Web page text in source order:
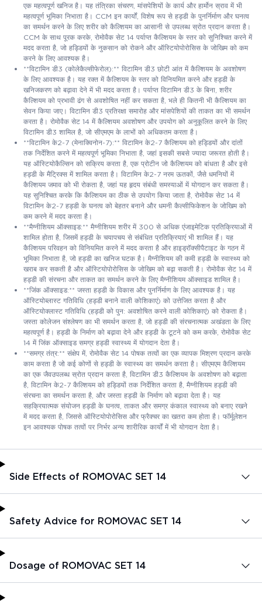
एक महत्वपूर्ण खनिज है। यह तंत्रिका संचरण, मांसपेशियों के कार्य और हार्मोन स्राव में भी
महत्वपूर्ण भूमिका निभाता है। CCM इन कार्यों, विशेष रूप से हड्डी के पुनर्निर्माण और घनत्व
का समर्थन करने के लिए शरीर को कैल्शियम का आसानी से उपलब्ध स्रोत प्रदान करता है।
CCM के साथ पूरक करके, रोमोवैक सेट 14 पर्याप्त कैल्शियम के स्तर को सुनिश्चित करने में
मदद करता है, जो हड्डियों के नुकसान को रोकने और ऑस्टियोपोरोसिस के जोखिम को कम
करने के लिए आवश्यक है।
**विटामिन डी3 (कोलेकैल्सीफेरोल):** विटामिन डी3 छोटी आंत में कैल्शियम के अवशोषण
के लिए आवश्यक है। यह रक्त में कैल्शियम के स्तर को विनियमित करने और हड्डी के
खनिजकरण को बढ़ावा देने में भी मदद करता है। पर्याप्त विटामिन डी3 के बिना, शरीर
कैल्शियम को प्रभावी ढंग से अवशोषित नहीं कर सकता है, भले ही कितनी भी कैल्शियम का
सेवन किया जाए। विटामिन डी3 प्रतिरक्षा समारोह और मांसपेशियों की ताकत का भी समर्थन
करता है। रोमोवैक सेट 14 में कैल्शियम अवशोषण और उपयोग को अनुकूलित करने के लिए
विटामिन डी3 शामिल है, जो सीएमएम के लाभों को अधिकतम करता है।
**विटामिन के2-7 (मेनाक्विनोन-7):** विटामिन के2-7 कैल्शियम को हड्डियों और दांतों
तक निर्देशित करने में महत्वपूर्ण भूमिका निभाता है, जहां इसकी सबसे ज्यादा जरूरत होती है।
यह ऑस्टियोकैल्सिन को सक्रिय करता है, एक प्रोटीन जो कैल्शियम को बांधता है और इसे
हड्डी के मैट्रिक्स में शामिल करता है। विटामिन के2-7 नरम ऊतकों, जैसे धमनियों में
कैल्शियम जमाव को भी रोकता है, जहां यह हृदय संबंधी समस्याओं में योगदान कर सकता है।
यह सुनिश्चित करके कि कैल्शियम का ठीक से उपयोग किया जाता है, रोमोवैक सेट 14 में
विटामिन के2-7 हड्डी के घनत्व को बेहतर बनाने और धमनी कैल्सीफिकेशन के जोखिम को
कम करने में मदद करता है।
**मैग्नीशियम ऑक्साइड:** मैग्नीशियम शरीर में 300 से अधिक एंजाइमेटिक प्रतिक्रियाओं में
शामिल होता है, जिसमें हड्डी के चयापचय से संबंधित प्रतिक्रियाएं भी शामिल हैं। यह
कैल्शियम परिवहन को विनियमित करने में मदद करता है और हाइड्रॉक्सीपैटाइट के गठन में
भूमिका निभाता है, जो हड्डी का खनिज घटक है। मैग्नीशियम की कमी हड्डी के स्वास्थ्य को
खराब कर सकती है और ऑस्टियोपोरोसिस के जोखिम को बढ़ा सकती है। रोमोवैक सेट 14 में
हड्डी की संरचना और ताकत का समर्थन करने के लिए मैग्नीशियम ऑक्साइड शामिल है।
**जिंक ऑक्साइड:** जस्ता हड्डी के विकास और पुनर्निर्माण के लिए आवश्यक है। यह
ऑस्टियोब्लास्ट गतिविधि (हड्डी बनाने वाली कोशिकाएं) को उत्तेजित करता है और
ऑस्टियोक्लास्ट गतिविधि (हड्डी को पुन: अवशोषित करने वाली कोशिकाएं) को रोकता है।
जस्ता कोलेजन संश्लेषण का भी समर्थन करता है, जो हड्डी की संरचनात्मक अखंडता के लिए
महत्वपूर्ण है। हड्डी के निर्माण को बढ़ावा देने और हड्डी के टूटने को कम करके, रोमोवैक सेट
14 में जिंक ऑक्साइड समग्र हड्डी स्वास्थ्य में योगदान देता है।
**समग्र तंत्र:** संक्षेप में, रोमोवैक सेट 14 पोषक तत्वों का एक व्यापक मिश्रण प्रदान करके
काम करता है जो कई कोणों से हड्डी के स्वास्थ्य का समर्थन करता है। सीएमएम कैल्शियम
का एक जैवउपलब्ध स्रोत प्रदान करता है, विटामिन डी3 कैल्शियम के अवशोषण को बढ़ाता
है, विटामिन के2-7 कैल्शियम को हड्डियों तक निर्देशित करता है, मैग्नीशियम हड्डी की
संरचना का समर्थन करता है, और जस्ता हड्डी के निर्माण को बढ़ावा देता है। यह
सहक्रियात्मक संयोजन हड्डी के घनत्व, ताकत और समग्र कंकाल स्वास्थ्य को बनाए रखने
में मदद करता है, जिससे ऑस्टियोपोरोसिस और फ्रैक्चर का खतरा कम होता है। फॉर्मूलेशन
इन आवश्यक पोषक तत्वों पर निर्भर अन्य शारीरिक कार्यों में भी योगदान देता है।
Side Effects of ROMOVAC SET 14
Safety Advice for ROMOVAC SET 14
Dosage of ROMOVAC SET 14